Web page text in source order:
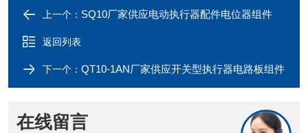
上一个： SQ10厂家供应电动执行器配件电位器组件
返回列表
下一个： QT10-1AN厂家供应开关型执行器电路板组件
在线留言